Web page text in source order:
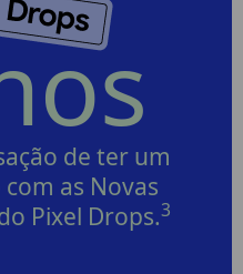
de ter um
as Novas
Pixel Drops.3